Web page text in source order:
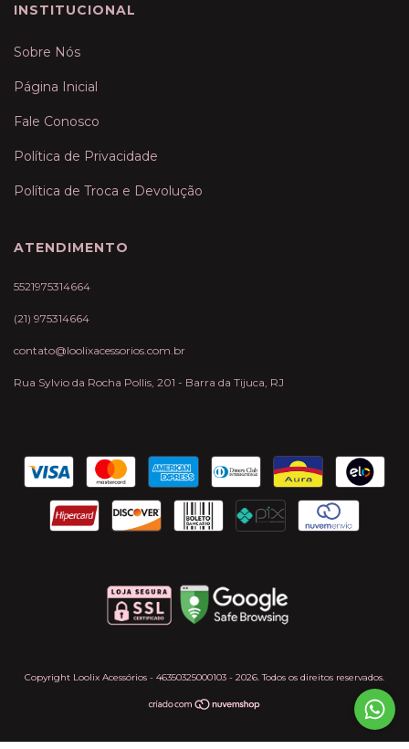
INSTITUCIONAL
Sobre Nós
Página Inicial
Fale Conosco
Política de Privacidade
Política de Troca e Devolução
ATENDIMENTO
5521975314664
(21) 975314664
contato@loolixacessorios.com.br
Rua Sylvio da Rocha Pollis, 201 - Barra da Tijuca, RJ
Copyright Loolix Acessórios - 46350325000103 - 2026. Todos os direitos reservados.